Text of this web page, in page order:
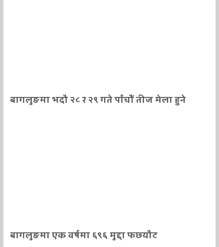
बागलुङमा भदौ २८ र २९ गते पाँचौं तीज मेला हुने
बागलुङमा एक वर्षमा ६९६ मुद्दा फछ्यौट